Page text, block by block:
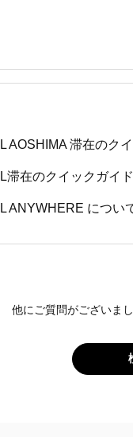
AOSHIMA 滞在のク
滞在のクイックガイド
ANYWHERE につい
他にご質問がございまし